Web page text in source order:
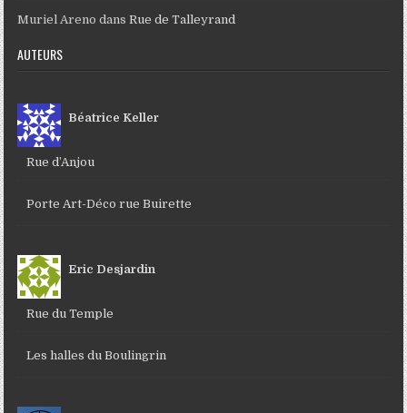
Muriel Areno dansRue de Talleyrand
AUTEURS
Béatrice Keller
Rue d’Anjou
Porte Art-Déco rue Buirette
Eric Desjardin
Rue du Temple
Les halles du Boulingrin